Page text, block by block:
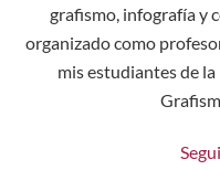
grafismo, infografía y
organizado como
mis estudiantes de